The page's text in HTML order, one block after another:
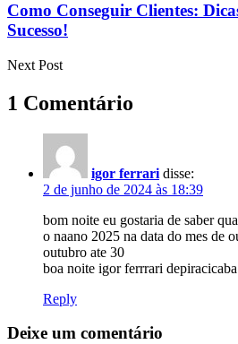
Como Conseguir Clientes:
Sucesso!
Next Post
1 Comentário
igor ferrari disse:
2 de junho de 2024 às 18:39
bom noite eu gostaria de saber
o naano 2025 na data do mes de
outubro ate 30
boa noite igor ferrrari
Reply
Deixe um comentário